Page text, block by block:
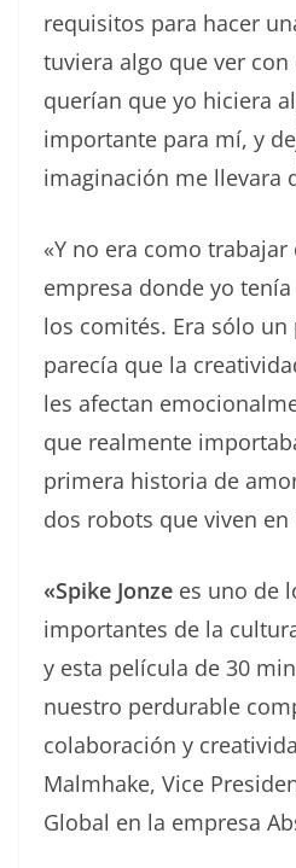
requisitos para hacer
tuviera algo que ver con
querían que yo hiciera
importante para mí, y
imaginación me llevara
«Y no era como
empresa donde yo
los comités. Era sólo
parecía que la
les afectan
que realmente
primera historia de
dos robots que viven en
«Spike Jonze es uno de
importantes de la
y esta película de 30
nuestro perdurable
colaboración y
Malmhake, Vice
Global en la empresa